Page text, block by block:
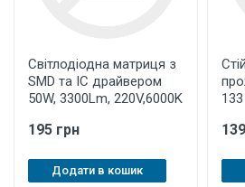
Світлодіодна матриця з
SMD та IC драйвером
50W, 3300Lm, 220V,6000K
195 грн
Додати в кошик